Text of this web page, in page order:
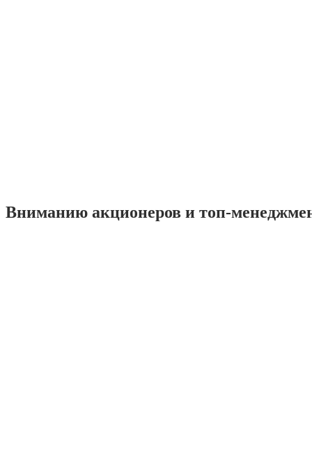
Вниманию акционеров и топ-